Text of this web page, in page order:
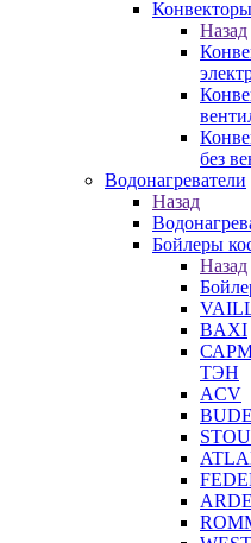
Назад
без
Водонагреватели
Назад
Бойлеры
Назад
BAXI
ТЭН
ACV